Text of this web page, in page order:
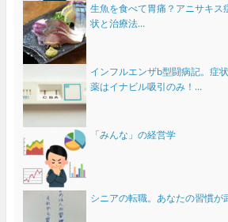
生魚を食べて胃痛？アニサキス
状と治療法...
インフルエンザb型闘病記。症
薬はイナビル吸引のみ！...
「みんな」の経営学
シニアの転職。あなたの習慣が